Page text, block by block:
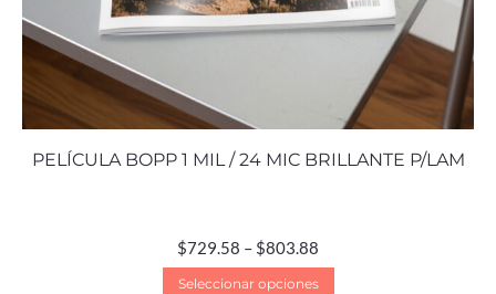
PELÍCULA BOPP 1 MIL / 24 MIC BRILLANTE P/LAM
$729.58 – $803.88
Seleccionar opciones